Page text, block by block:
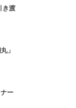
き渡
」
ー